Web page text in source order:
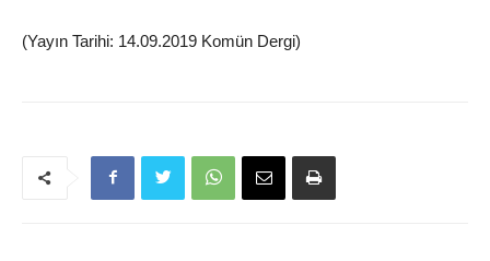
(Yayın Tarihi: 14.09.2019 Komün Dergi)